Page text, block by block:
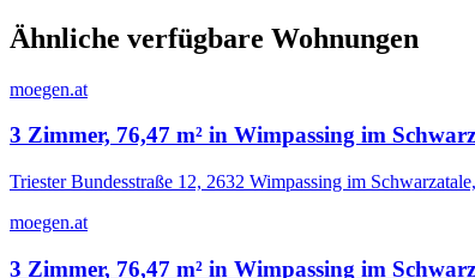
Ähnliche verfügbare Wohnungen
moegen.at
3 Zimmer, 76,47 m² in Wimpassing im
Triester Bundesstraße 12, 2632 Wimpassing im
moegen.at
3 Zimmer, 76,47 m² in Wimpassing im